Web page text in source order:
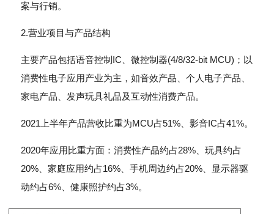
案与行销。
2.营业项目与产品结构
主要产品包括语音控制IC、微控制器(4/8/32-bit MCU)；以
消费性电子应用产业为主，如音效产品、个人电子产品、
家电产品、发声玩具礼品及互动性消费产品。
2021上半年产品营收比重为MCU占51%、影音IC占41%。
2020年应用比重方面：消费性产品约占28%、玩具约占
20%、家庭应用约占16%、手机周边约占20%、显示器驱
动约占6%、健康照护约占3%。